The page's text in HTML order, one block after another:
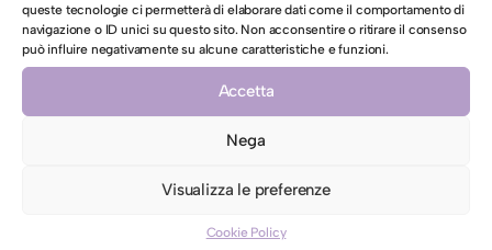
queste tecnologie ci permetterà di elaborare dati come il comportamento di
navigazione o ID unici su questo sito. Non acconsentire o ritirare il consenso
può influire negativamente su alcune caratteristiche e funzioni.
Accetta
Nega
Visualizza le preferenze
Cookie Policy
Hai richieste specifiche da richiedere a Lavafrank?
CONTRO ETICHETTA INDICANTI LAVAGGIO A SECCO